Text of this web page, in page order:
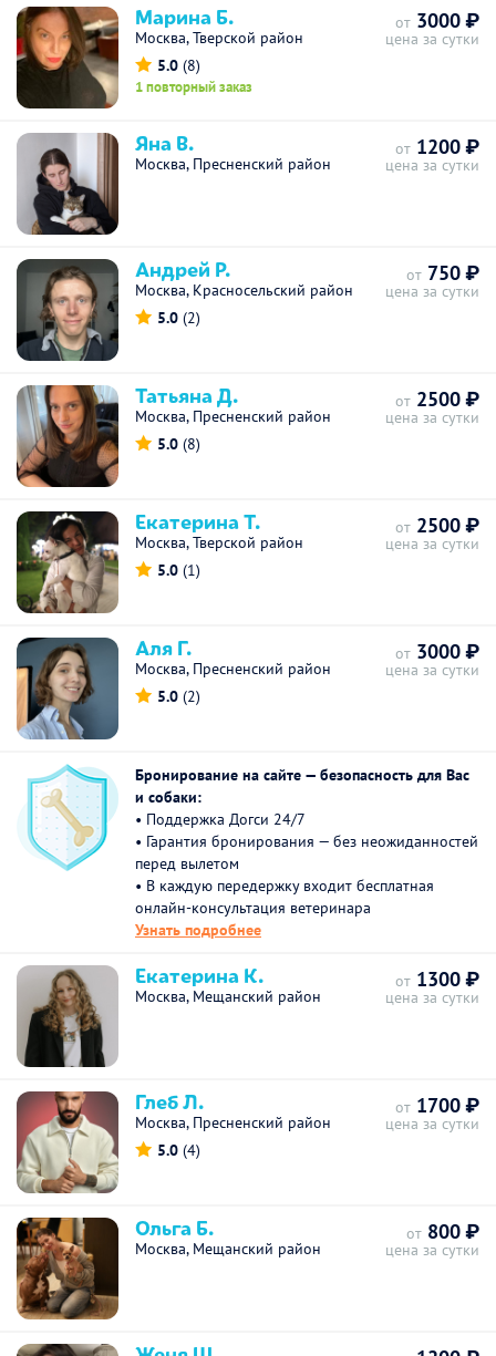
Марина Б.
Москва, Тверской район
5.0 (8)
1 повторный заказ
от 3000 ₽
цена за сутки
Яна В.
Москва, Пресненский район
от 1200 ₽
цена за сутки
Андрей Р.
Москва, Красносельский район
5.0 (2)
от 750 ₽
цена за сутки
Татьяна Д.
Москва, Пресненский район
5.0 (8)
от 2500 ₽
цена за сутки
Екатерина Т.
Москва, Тверской район
5.0 (1)
от 2500 ₽
цена за сутки
Аля Г.
Москва, Пресненский район
5.0 (2)
от 3000 ₽
цена за сутки
Бронирование на сайте — безопасность для Вас
и собаки:
• Поддержка Догси 24/7
• Гарантия бронирования — без неожиданностей
перед вылетом
• В каждую передержку входит бесплатная
онлайн-консультация ветеринара
Узнать подробнее
Екатерина К.
Москва, Мещанский район
от 1300 ₽
цена за сутки
Глеб Л.
Москва, Пресненский район
5.0 (4)
от 1700 ₽
цена за сутки
Ольга Б.
Москва, Мещанский район
от 800 ₽
цена за сутки